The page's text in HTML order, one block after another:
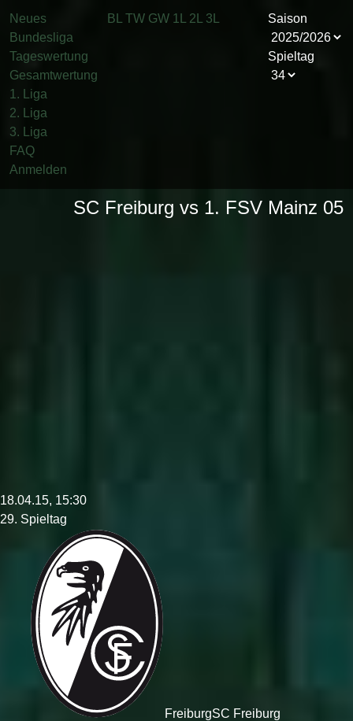
Neues
Bundesliga
Tageswertung
Gesamtwertung
1. Liga
2. Liga
3. Liga
FAQ
Anmelden
BL TW GW 1L 2L 3L Saison
Spieltag
SC Freiburg vs 1. FSV Mainz 05
18.04.15, 15:30
29. Spieltag
FreiburgSC Freiburg